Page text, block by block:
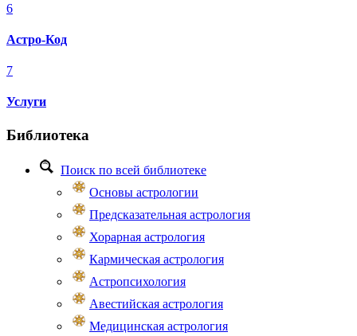
6
Астро-Код
7
Услуги
Библиотека
Поиск по всей библиотеке
Основы астрологии
Предсказательная астрология
Хорарная астрология
Кармическая астрология
Астропсихология
Авестийская астрология
Медицинская астрология